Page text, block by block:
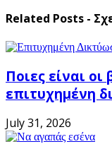
Related Posts -
Ποιες είναι
επιτυχημένη
July 31, 2026